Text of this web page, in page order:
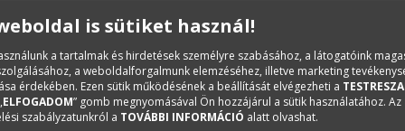
módosítása szerint webshopunknak biztosítania
szállítási módról.
de addig is, amíg a webshopunkban nem tudja
is sütiket használ!
a tartalmak és hirdetések személyre szabásához, a látogatóink
a weboldalforgalmunk elemzéséhez, illetve marketing
érdekében. Ezen sütik működésének a beállítását elvégezheti a
ELFOGADOM” gomb megnyomásával Ön hozzájárul a sütik használatához. Az
szabályzatunkról a TOVÁBBI INFORMÁCIÓ alatt olvashat.